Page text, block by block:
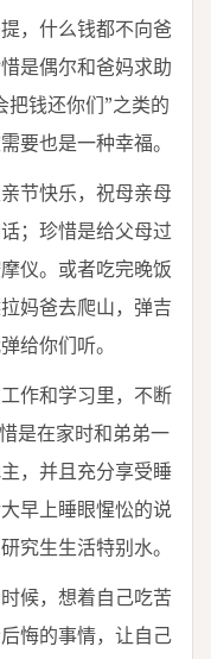
，什么钱都不向爸
是偶尔和爸妈求助
把钱还你们”之类的
要也是一种幸福。
节快乐，祝母亲母
；珍惜是给父母过
仪。或者吃完晚饭
妈爸去爬山，弹吉
给你们听。
作和学习里，不断
是在家时和弟弟一
，并且充分享受睡
早上睡眼惺忪的说
究生生活特别水。
候，想着自己吃苦
悔的事情，让自己